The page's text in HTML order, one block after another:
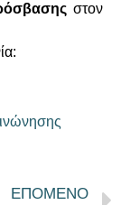
στον
ΕΠΟΜΕΝΟ